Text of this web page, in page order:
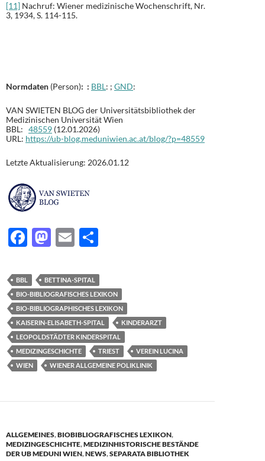
[11] Nachruf: Wiener medizinische Wochenschrift, Nr.
3, 1934, S. 114-115.
Normdaten (Person): : BBL: ; GND:
VAN SWIETEN BLOG der Universitätsbibliothek der
Medizinischen Universität Wien
BBL: 48559 (12.01.2026)
URL: https://ub-blog.meduniwien.ac.at/blog/?p=48559
Letzte Aktualisierung: 2026.01.12
F
e
b
o
o
k
M
to
d
o
n
E
ail le
n
BBL
BETTINA-SPITAL
BIO-BIBLIOGRAFISCHES LEXIKON
BIO-BIBLIOGRAPHISCHES LEXIKON
KAISERIN-ELISABETH-SPITAL
KINDERARZT
LEOPOLDSTÄDTER KINDERSPITAL
MEDIZINGESCHICHTE
TRIEST
VEREIN LUCINA
WIEN
WIENER ALLGEMEINE POLIKLINIK
ALLGEMEINES,BIOBIBLIOGRAFISCHES LEXIKON,
MEDIZINGESCHICHTE,MEDIZINHISTORISCHE BESTÄNDE
DER UB MEDUNI WIEN,NEWS,SEPARATA BIBLIOTHEK